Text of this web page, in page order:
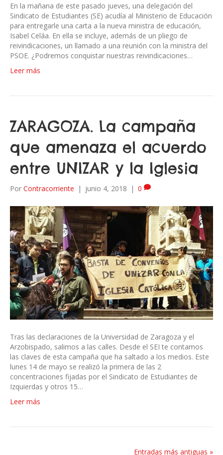
En la mañana de este pasado jueves, una delegación del
Sindicato de Estudiantes (SE) acudía al Ministerio de Educación
para entregarle una carta a la nueva ministra de educación,
Isabel Celáa. En ella se incluye, además de un pliego de
reivindicaciones, un llamado a una reunión con la ministra del
PSOE. ¿Podremos conquistar nuestras reivindicaciones…
Leer más
ZARAGOZA. La campaña
que amenaza el acuerdo
entre UNIZAR y la Iglesia
Por Contracorriente | junio 4, 2018 | 0
Tras las declaraciones de la Universidad de Zaragoza y el
Arzobispado, salimos a las calles. Desde el SEI te contamos
las claves de esta campaña que ha saltado a los medios. Este
lunes 14 de mayo se realizó la primera de las 2
concentraciones fijadas por el Sindicato de Estudiantes de
Izquierdas y otros 15…
Leer más
Entradas más antiguas »